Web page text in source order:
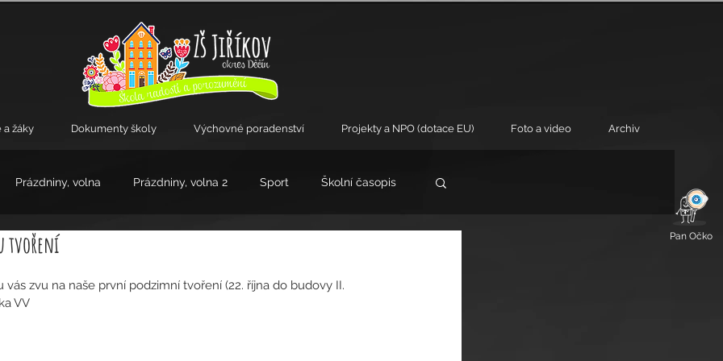
Pan Očko
a žáky Dokumenty školy Výchovné poradenství Projekty a NPO (dotace EU) Foto a video Archiv
Prázdniny, volna Prázdniny, volna 2 Sport Školní časopis
tvoření
VV